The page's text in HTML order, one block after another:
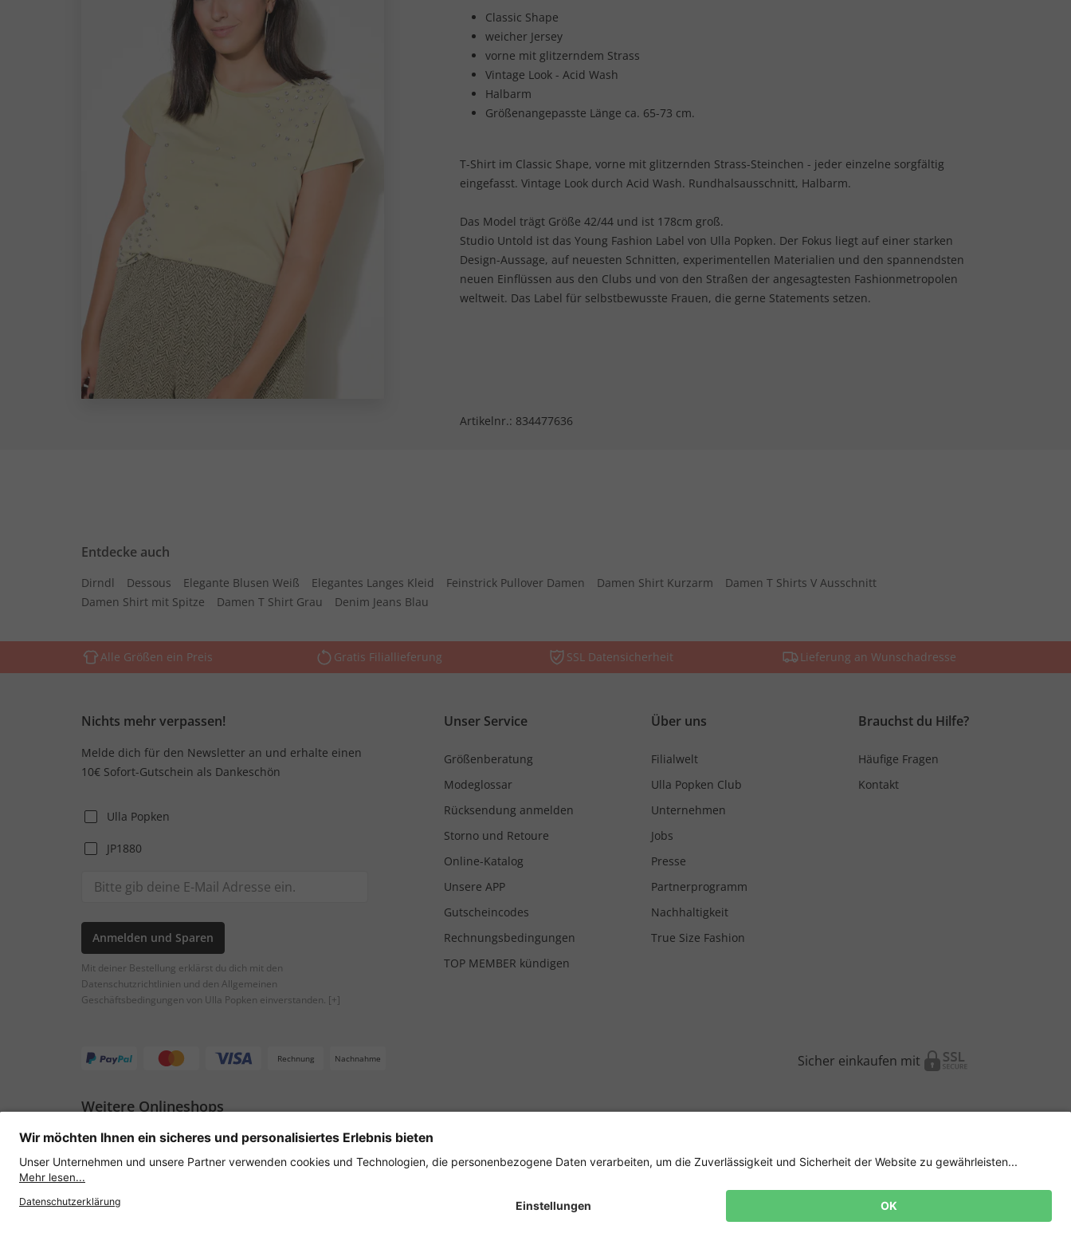
Classic Shape
weicher Jersey
vorne mit glitzerndem Strass
Vintage Look - Acid Wash
Halbarm
Größenangepasste Länge ca. 65-73 cm.
T-Shirt im Classic Shape, vorne mit glitzernden Strass-Steinchen - jeder einzelne sorgfältig
eingefasst. Vintage Look durch Acid Wash. Rundhalsausschnitt, Halbarm.
Das Model trägt Größe 42/44 und ist 178cm groß.
Studio Untold ist das Young Fashion Label von Ulla Popken. Der Fokus liegt auf einer starken
Design-Aussage, auf neuesten Schnitten, experimentellen Materialien und den spannendsten
neuen Einflüssen aus den Clubs und von den Straßen der angesagtesten Fashionmetropolen
weltweit. Das Label für selbstbewusste Frauen, die gerne Statements setzen.
Artikelnr.: 834477636
Entdecke auch
Dirndl Dessous Elegante Blusen Weiß Elegantes Langes Kleid Feinstrick Pullover Damen Damen Shirt Kurzarm
Damen T Shirts V Ausschnitt
Damen Shirt mit Spitze
Damen T Shirt Grau Denim Jeans Blau
Alle Größen ein Preis Gratis Filiallieferung SSL Datensicherheit Lieferung an Wunschadresse
Nichts mehr verpassen!
Melde dich für den Newsletter an und erhalte einen
10€ Sofort-Gutschein als Dankeschön
Ulla Popken
JP1880
Anmelden und Sparen
Mit deiner Bestellung erklärst du dich mit den
Datenschutzrichtlinien und den Allgemeinen
Geschäftsbedingungen von Ulla Popken einverstanden. [+]
Unser Service
Größenberatung
Modeglossar
Rücksendung anmelden
Storno und Retoure
Online-Katalog
Unsere APP
Gutscheincodes
Rechnungsbedingungen
TOP MEMBER kündigen
Über uns
Filialwelt
Ulla Popken Club
Unternehmen
Jobs
Presse
Partnerprogramm
Nachhaltigkeit
True Size Fashion
Brauchst du Hilfe?
Häufige Fragen
Kontakt
Rechnung Nachnahme Sicher einkaufen mit
Weitere Onlineshops
Österreich